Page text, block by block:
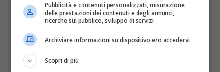
Pubblicità e contenuti personalizzati, misurazione
delle prestazioni dei contenuti e degli annunci,
ricerche sul pubblico, sviluppo di servizi
Archiviare informazioni su dispositivo e/o accedervi
Scopri di più